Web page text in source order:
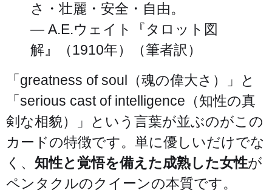
さ・壮麗・安全・自由。
— A.E.ウェイト『タロット図
解』（1910年）（筆者訳）
「greatness of soul（魂の偉大さ）」と
「serious cast of intelligence（知性の真
剣な相貌）」という言葉が並ぶのがこの
カードの特徴です。単に優しいだけでな
く、 知性と覚悟を備えた成熟した女性が
ペンタクルのクイーンの本質です。